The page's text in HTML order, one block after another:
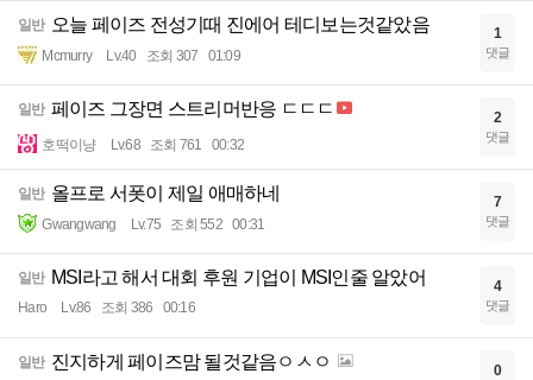
일반 오늘 페이즈 전성기때 진에어 테디보는것같았음
Mcmurry Lv.40 조회 307 01:09
1
댓글
일반 페이즈 그장면 스트리머반응 ㄷㄷㄷ
호떡이냥 Lv.68 조회 761 00:32
2
댓글
일반 올프로 서폿이 제일 애매하네
Gwangwang Lv.75 조회 552 00:31
7
댓글
일반 MSI라고 해서 대회 후원 기업이 MSI인줄 알았어
Haro Lv.86 조회 386 00:16
4
댓글
일반 진지하게 페이즈맘 될것같음ㅇㅅㅇ 0